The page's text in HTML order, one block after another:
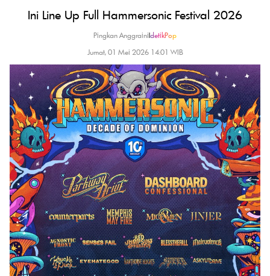
Ini Line Up Full Hammersonic Festival 2026
Pingkan Anggraini|detikPop
Jumat, 01 Mei 2026 14:01 WIB